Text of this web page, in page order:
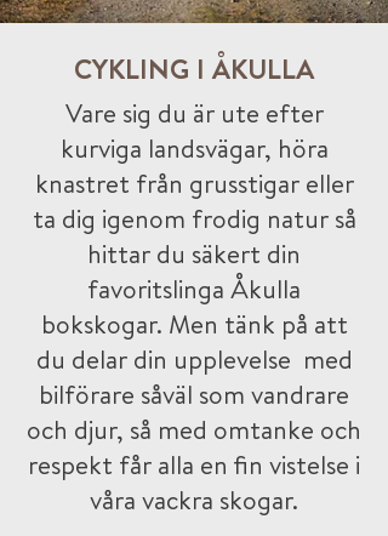
CYKLING I ÅKULLA
Vare sig du är ute efter
kurviga landsvägar, höra
knastret från grusstigar eller
ta dig igenom frodig natur så
hittar du säkert din
favoritslinga Åkulla
bokskogar. Men tänk på att
du delar din upplevelse med
bilförare såväl som vandrare
och djur, så med omtanke och
respekt får alla en fin vistelse i
våra vackra skogar.